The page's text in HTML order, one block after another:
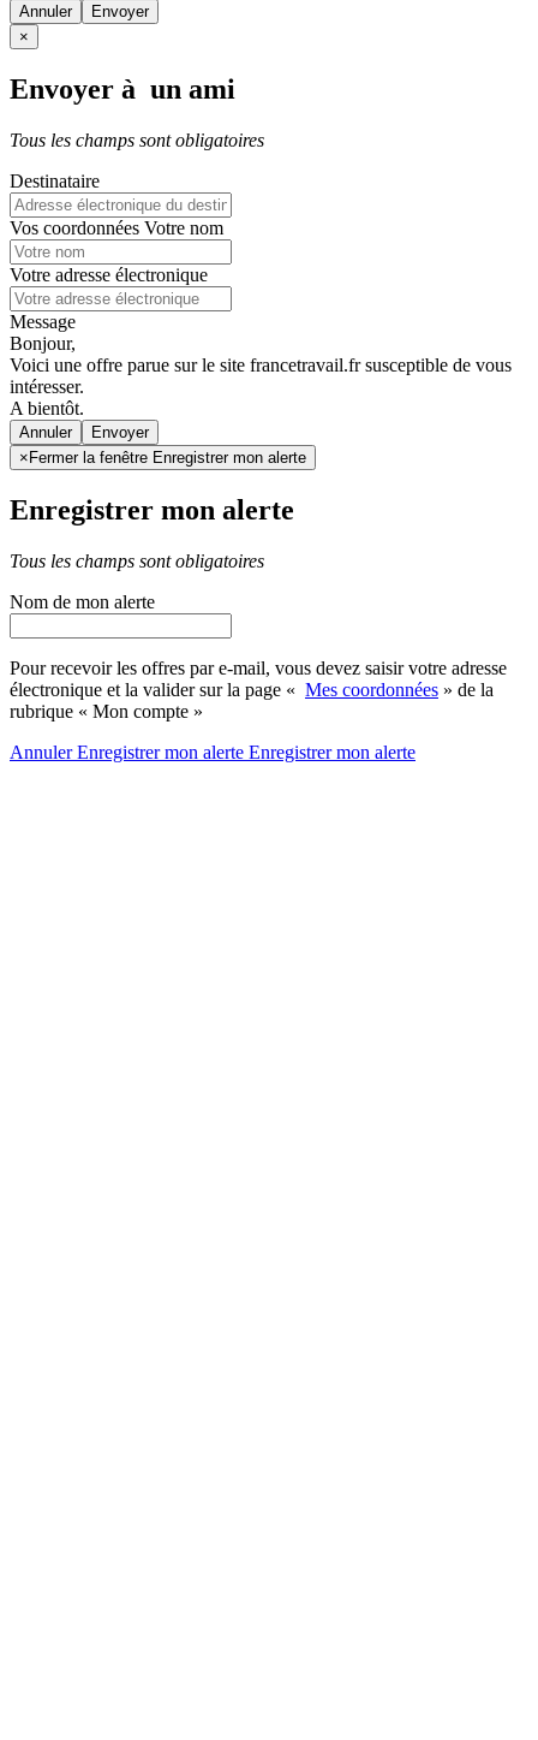
Annuler
×
Envoyer à un ami
Tous les champs sont obligatoires
Destinataire
Vos coordonnées Votre nom
Votre adresse électronique
Message
Bonjour,
Voici une offre parue sur le site francetravail.fr susceptible de vous
intéresser.
A bientôt.
Annuler
× Fermer la fenêtre Enregistrer mon alerte
Enregistrer mon alerte
Tous les champs sont obligatoires
Nom de mon alerte
Pour recevoir les offres par e-mail, vous devez saisir votre adresse
électronique et la valider sur la page « Mes coordonnées » de la
rubrique « Mon compte »
AnnulerEnregistrer mon alerte Enregistrermon alerte